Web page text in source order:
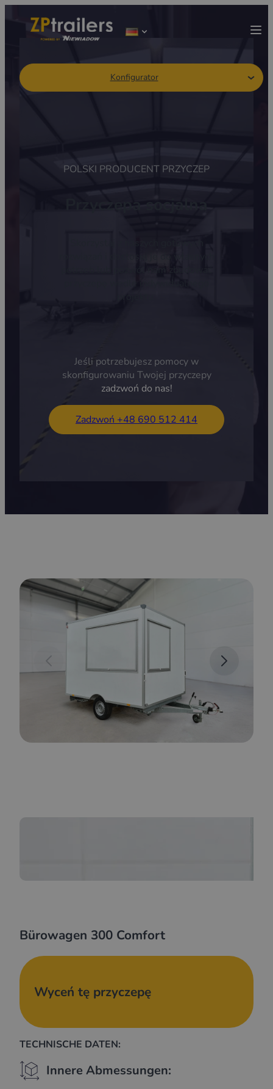
Konfigurator
POLSKI PRODUCENT PRZYCZEP
Jeśli potrzebujesz pomocy w
skonfigurowaniu Twojej przyczepy
zadzwoń do nas!
Zadzwoń +48 690 512 414
Bürowagen 300 Comfort
Wyceń tę przyczepę
TECHNISCHE DATEN:
Innere Abmessungen: